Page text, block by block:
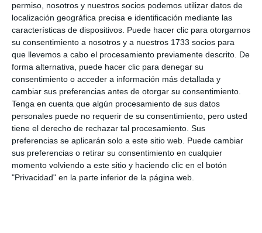
permiso, nosotros y nuestros socios podemos utilizar datos de
localización geográfica precisa e identificación mediante las
características de dispositivos. Puede hacer clic para otorgarnos
su consentimiento a nosotros y a nuestros 1733 socios para
que llevemos a cabo el procesamiento previamente descrito. De
forma alternativa, puede hacer clic para denegar su
consentimiento o acceder a información más detallada y
cambiar sus preferencias antes de otorgar su consentimiento.
Tenga en cuenta que algún procesamiento de sus datos
personales puede no requerir de su consentimiento, pero usted
tiene el derecho de rechazar tal procesamiento. Sus
preferencias se aplicarán solo a este sitio web. Puede cambiar
sus preferencias o retirar su consentimiento en cualquier
momento volviendo a este sitio y haciendo clic en el botón
"Privacidad" en la parte inferior de la página web.